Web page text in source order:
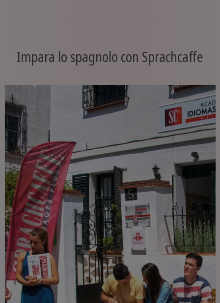
Impara lo spagnolo con Sprachcaffe